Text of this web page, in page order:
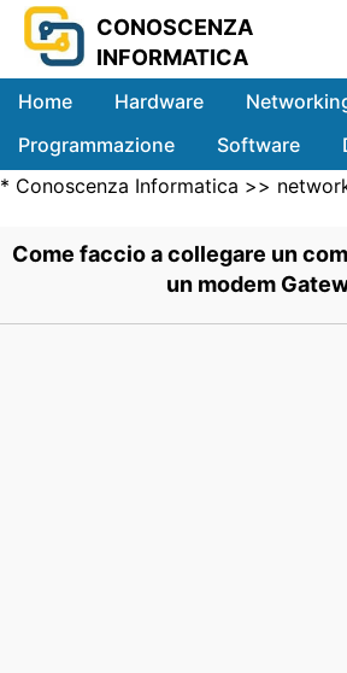
CONOSCENZA
INFORMATICA
Home Hardware
Programmazione
Software
Sistemi
* Conoscenza Informatica >>
Come faccio a collegare un
un modem